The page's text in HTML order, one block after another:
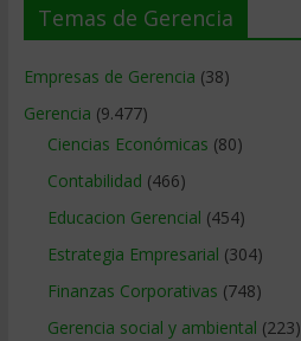
Temas de Gerencia
Empresas de Gerencia (38)
Gerencia (9.477)
Ciencias Económicas (80)
Contabilidad (466)
Educacion Gerencial (454)
Estrategia Empresarial (304)
Finanzas Corporativas (748)
Gerencia social y ambiental (223)